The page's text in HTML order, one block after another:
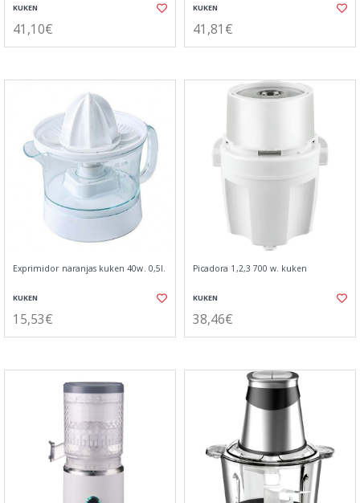
KUKEN
41,10€
KUKEN
41,81€
Exprimidor naranjas kuken 40w. 0,5l.
KUKEN
15,53€
Picadora 1,2,3 700 w. kuken
KUKEN
38,46€